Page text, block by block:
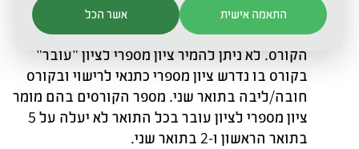
בקורס לבחירתו של הסטודנט (ללא קשר להיקף
הקורס) ובתנאי שעמד בדרישות המעבר של
הקורס. לא ניתן להמיר ציון מספרי לציון "עובר"
בקורס בו נדרש ציון מספרי כתנאי לרישוי ובקורס
חובה/ליבה בתואר שני. מספר הקורסים בהם מומר
ציון מספרי לציון עובר בכל התואר לא יעלה על 5
בתואר הראשון ו-2 בתואר שני.
אשר הכל התאמה אישית